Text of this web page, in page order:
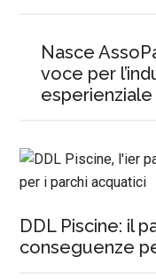
Nasce
voce per
esperienziale
DDL Piscine: il
conseguenze